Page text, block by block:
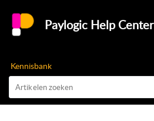
Paylogic Help Center
Kennisbank